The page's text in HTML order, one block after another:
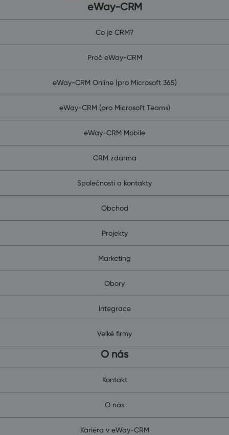
eWay-CRM
Co je CRM?
Proč eWay-CRM
eWay-CRM Online (pro Microsoft 365)
eWay-CRM (pro Microsoft Teams)
eWay-CRM Mobile
CRM zdarma
Společnosti a kontakty
Obchod
Projekty
Marketing
Obory
Integrace
Velké firmy
O nás
Kontakt
O nás
Kariéra v eWay-CRM